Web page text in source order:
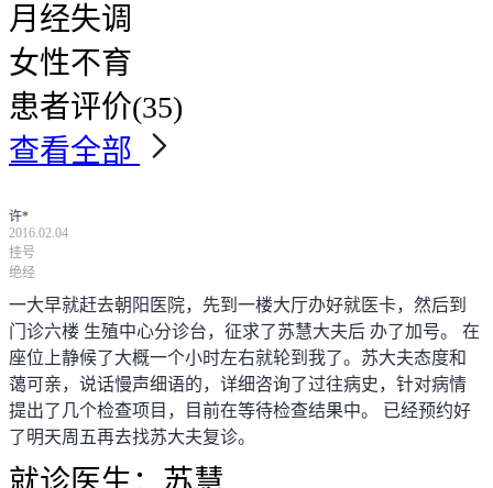
月经失调
女性不育
患者评价(35)
查看全部
许*
2016.02.04
挂号
绝经
一大早就赶去朝阳医院，先到一楼大厅办好就医卡，然后到
门诊六楼 生殖中心分诊台，征求了苏慧大夫后 办了加号。 在
座位上静候了大概一个小时左右就轮到我了。苏大夫态度和
蔼可亲，说话慢声细语的，详细咨询了过往病史，针对病情
提出了几个检查项目，目前在等待检查结果中。 已经预约好
了明天周五再去找苏大夫复诊。